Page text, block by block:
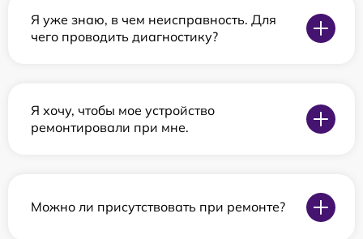
Я уже знаю, в чем неисправность. Для
чего проводить диагностику?
Я хочу, чтобы мое устройство
ремонтировали при мне.
Можно ли присутствовать при ремонте?